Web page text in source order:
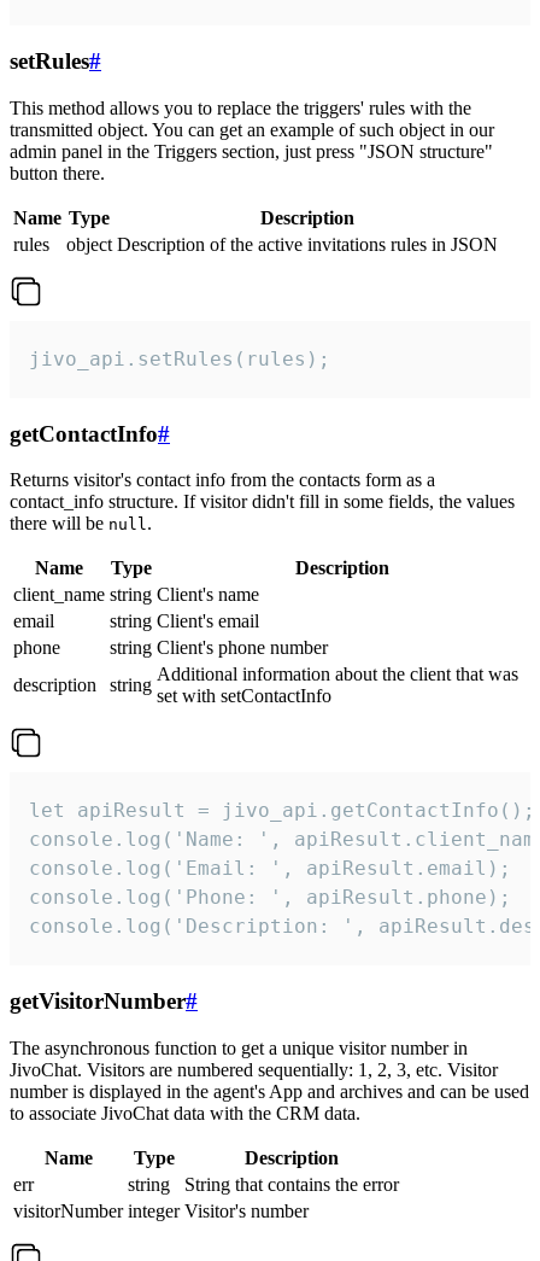
setRules#
This method allows you to replace the triggers' rules with the
transmitted object. You can get an example of such object in our
admin panel in the Triggers section, just press "JSON structure"
button there.
Name Type
Description
rules
object Description of the active invitations rules in JSON
jivo_api.setRules(rules);
getContactInfo#
Returns visitor's contact info from the contacts form as a
contact_info structure. If visitor didn't fill in some fields, the values
there will be null.
Name Type
Description
client_name string Client's name
email
string Client's email
phone
string Client's phone number
description
string
Additional information about the client that was
set with setContactInfo
let apiResult = jivo_api.getContactInfo();
console.log('Name: ',
console.log('Email: ', apiResult.email);
console.log('Phone: ', apiResult.phone);
console.log('Description: ',
getVisitorNumber#
The asynchronous function to get a unique visitor number in
JivoChat. Visitors are numbered sequentially: 1, 2, 3, etc. Visitor
number is displayed in the agent's App and archives and can be used
to associate JivoChat data with the CRM data.
Name Type
Description
err
string
String that contains the error
visitorNumber integer Visitor's number